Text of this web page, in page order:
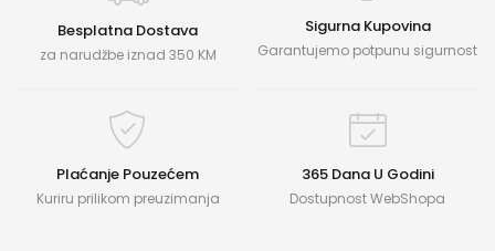
Besplatna Dostava
za narudžbe iznad 350 KM
Sigurna Kupovina
Garantujemo potpunu sigurnost
Plaćanje Pouzećem
Kuriru prilikom preuzimanja
365 Dana U Godini
Dostupnost WebShopa